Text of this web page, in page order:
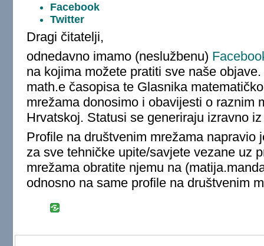
Facebook
Twitter
Dragi čitatelji,
odnedavno imamo (neslužbenu)
na kojima možete pratiti sve naše
math.e časopisa te Glasnika
mrežama donosimo i obavijesti o raznim
Hrvatskoj. Statusi se generiraju izravno
Profile na društvenim mrežama napravio
za sve tehničke upite/savjete vezane uz
mrežama obratite njemu na
odnosno na same profile na društvenim